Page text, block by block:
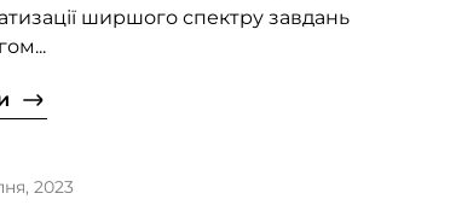
ширшого спектру завдань
2023